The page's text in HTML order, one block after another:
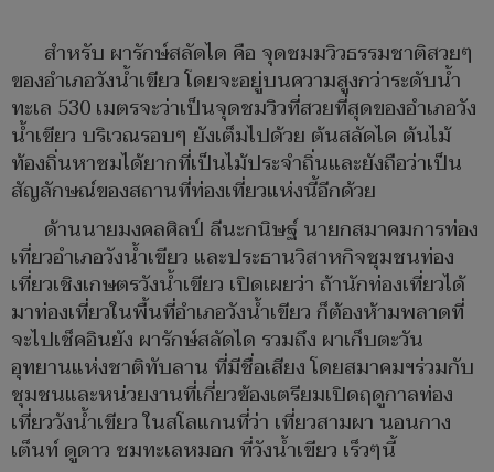
สำหรับ ผารักษ์สลัดได คือ จุดชมมวิวธรรมชาติสวยๆ
ของอำเภอวังน้ำเขียว โดยจะอยู่บนความสูงกว่าระดับน้ำ
ทะเล 530 เมตรจะว่าเป็นจุดชมวิวที่สวยที่สุดของอำเภอวัง
น้ำเขียว บริเวณรอบๆ ยังเต็มไปด้วย ต้นสลัดได ต้นไม้
ท้องถิ่นหาชมได้ยากที่เป็นไม้ประจำถิ่นและยังถือว่าเป็น
สัญลักษณ์ของสถานที่ท่องเที่ยวแห่งนี้อีกด้วย
ด้านนายมงคลศิลป์ ลีนะกนิษฐ์ นายกสมาคมการท่อง
เที่ยวอำเภอวังน้ำเขียว และประธานวิสาหกิจชุมชนท่อง
เที่ยวเชิงเกษตรวังน้ำเขียว เปิดเผยว่า ถ้านักท่องเที่ยวได้
มาท่องเที่ยวในพื้นที่อำเภอวังน้ำเขียว ก็ต้องห้ามพลาดที่
จะไปเช็คอินยัง ผารักษ์สลัดได รวมถึง ผาเก็บตะวัน
อุทยานแห่งชาติทับลาน ที่มีชื่อเสียง โดยสมาคมฯร่วมกับ
ชุมชนและหน่วยงานที่เกี่ยวข้องเตรียมเปิดฤดูกาลท่อง
เที่ยววังน้ำเขียว ในสโลแกนที่ว่า เที่ยวสามผา นอนกาง
เต็นท์ ดูดาว ชมทะเลหมอก ที่วังน้ำเขียว เร็วๆนี้